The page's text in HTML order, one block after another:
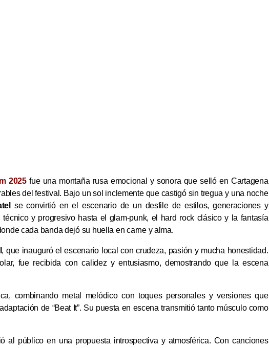
2025fue una montaña rusa emocional y sonora que selló en Cartagena
del festival. Bajo un sol inclemente que castigó sin tregua y una noche
se convirtió en el escenario de un desfile de estilos, generaciones y
y progresivo hasta el glam-punk, el hard rock clásico y la fantasía
cada banda dejó su huella en carne y alma.
, que inauguró el escenario local con crudeza, pasión y mucha honestidad.
fue recibida con calidez y entusiasmo, demostrando que la escena
combinando metal melódico con toques personales y versiones que
de “Beat It”. Su puesta en escena transmitió tanto músculo como
al público en una propuesta introspectiva y atmosférica. Con canciones